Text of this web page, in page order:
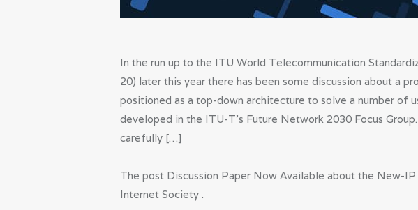
In the run up to the ITU World Telecommunication
20) later this year there has been some discussion about a
positioned as a top-down architecture to solve a number of
developed in the ITU-T’s Future Network 2030 Focus
carefully […]
The post Discussion Paper Now Available about the New-
Internet Society .